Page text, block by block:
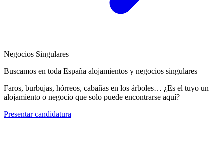
Negocios Singulares
Buscamos en toda España alojamientos y negocios singulares
Faros, burbujas, hórreos, cabañas en los árboles… ¿Es el tuyo un
alojamiento o negocio que solo puede encontrarse aquí?
Presentar candidatura